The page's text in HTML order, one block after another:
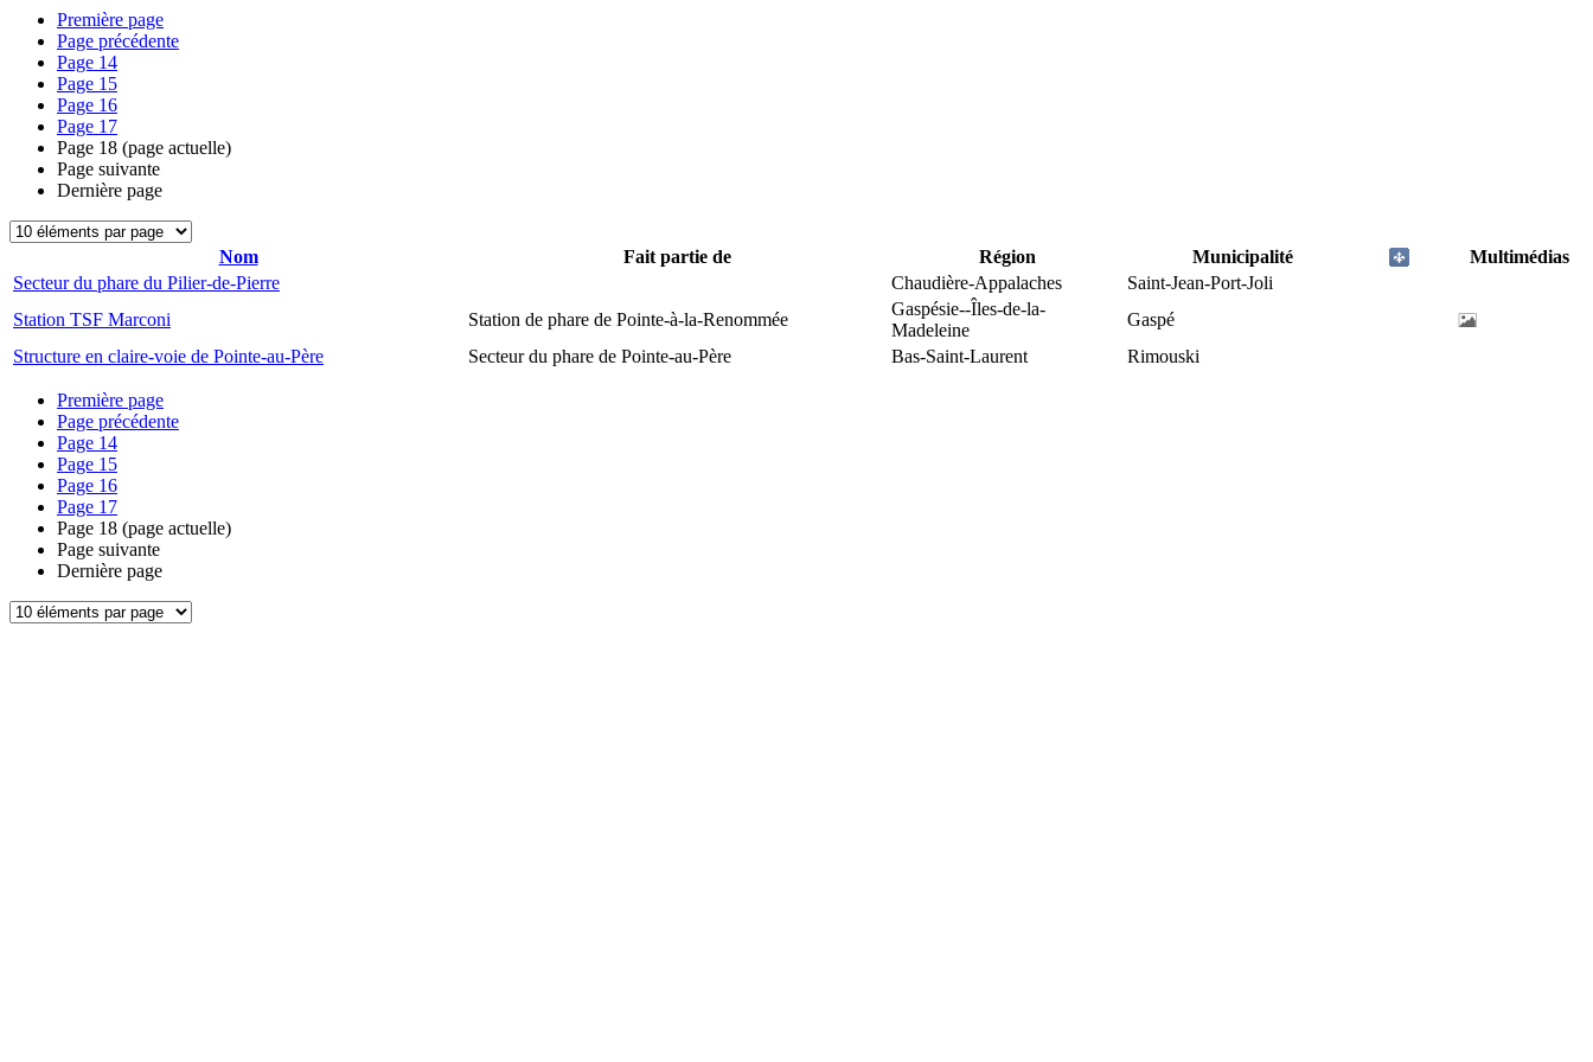
Première page
Page précédente
Page 14
Page 15
Page 16
Page 17
Page 18 (page actuelle)
Page suivante
Dernière page
Nom Fait partie de Région Municipalité
Multimédias
Secteur du phare du Pilier-de-Pierre
Chaudière-Appalaches
Saint-Jean-Port-Joli
Station TSF Marconi
Station de phare de Pointe-à-la-Renommée
Gaspésie--Îles-de-la-
Madeleine
Gaspé
Structure en claire-voie de Pointe-au-Père
Secteur du phare de Pointe-au-Père Bas-Saint-Laurent Rimouski
Première page
Page précédente
Page 14
Page 15
Page 16
Page 17
Page 18 (page actuelle)
Page suivante
Dernière page